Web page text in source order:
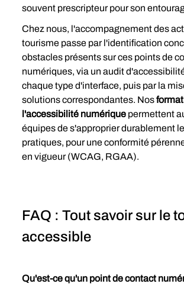
souvent prescripteur pour son
Chez nous, l'accompagnement des
tourisme passe par l'identification
obstacles présents sur ces points de
numériques, via un audit
chaque type d'interface, puis par la
solutions correspondantes. Nos
l'accessibilité numérique permettent
équipes de s'approprier durablement
pratiques, pour une conformité
en vigueur (WCAG, RGAA).
FAQ : Tout savoir sur le
accessible
Qu'est-ce qu'un point de contact